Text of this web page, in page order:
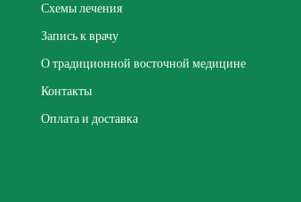
Схемы лечения
Запись к врачу
О традиционной восточной медицине
Контакты
Оплата и доставка